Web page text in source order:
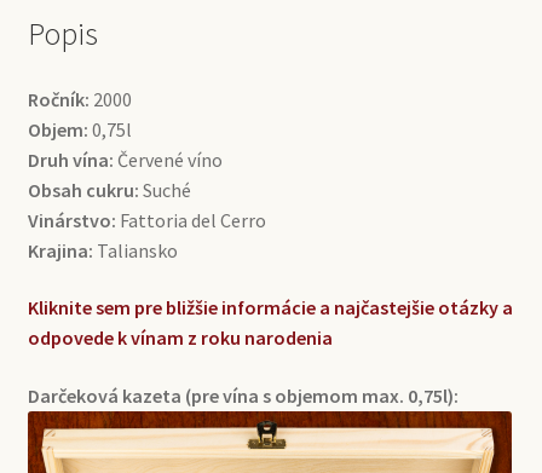
Popis
Ročník: 2000
Objem: 0,75l
Druh vína: Červené víno
Obsah cukru: Suché
Vinárstvo: Fattoria del Cerro
Krajina: Taliansko
Kliknite sem pre bližšie informácie a najčastejšie otázky a
odpovede k vínam z roku narodenia
Darčeková kazeta (pre vína s objemom max. 0,75l):